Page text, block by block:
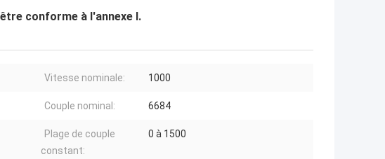
conforme à l'annexe I.
Vitesse nominale: 1000
Couple nominal: 6684
Plage de couple
constant:
0 à 1500